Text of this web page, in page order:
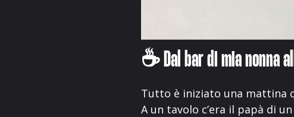
☕ Dal bar di mia nonna
Tutto è iniziato una mattina
A un tavolo c’era il papà di